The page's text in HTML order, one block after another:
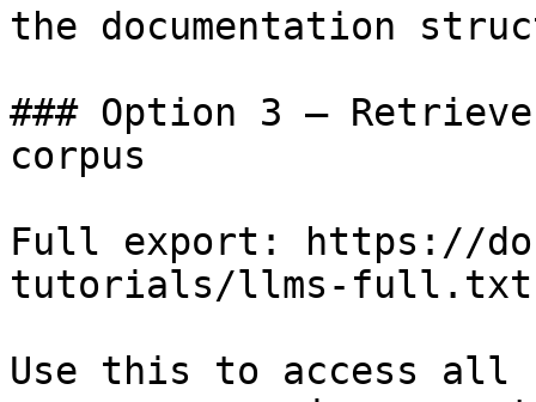
the documentation
### Option 3 —
corpus
Full export: https://
tutorials/llms-full.txt
Use this to access all